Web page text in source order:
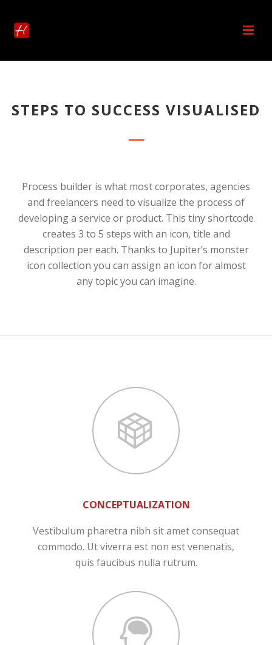
STEPS TO SUCCESS VISUALISED
Process builder is what most corporates, agencies
and freelancers need to visualize the process of
developing a service or product. This tiny shortcode
creates 3 to 5 steps with an icon, title and
description per each. Thanks to Jupiter’s monster
icon collection you can assign an icon for almost
any topic you can imagine.
CONCEPTUALIZATION
Vestibulum pharetra nibh sit amet consequat
commodo. Ut viverra est non est venenatis,
quis faucibus nulla rutrum.